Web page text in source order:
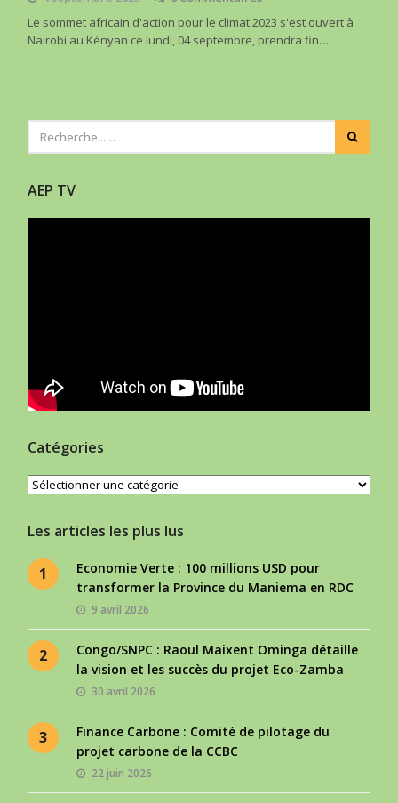
Le sommet africain d'action pour le climat 2023 s'est ouvert à
Nairobi au Kényan ce lundi, 04 septembre, prendra fin…
AEP TV
Catégories
Catégories
Les articles les plus lus
1
Economie Verte : 100 millions USD pour
transformer la Province du Maniema en RDC
9 avril 2026
2
Congo/SNPC : Raoul Maixent Ominga détaille
la vision et les succès du projet Eco-Zamba
30 avril 2026
3
Finance Carbone : Comité de pilotage du
projet carbone de la CCBC
22 juin 2026